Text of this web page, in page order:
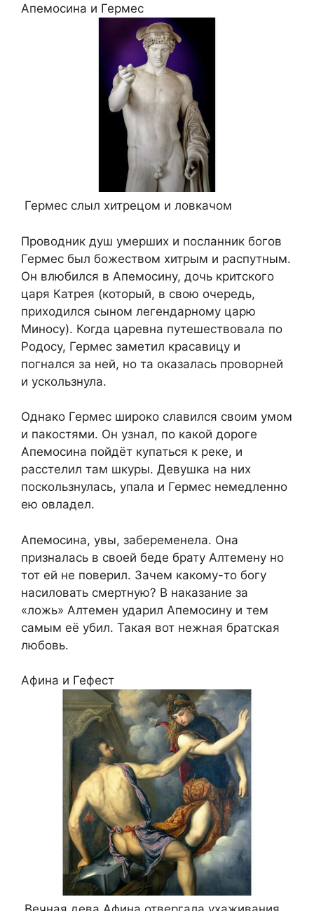
Апемосина и Гермес
Гермес слыл хитрецом и ловкачом
Проводник душ умерших и посланник богов
Гермес был божеством хитрым и распутным.
Он влюбился в Апемосину, дочь критского
царя Катрея (который, в свою очередь,
приходился сыном легендарному царю
Миносу). Когда царевна путешествовала по
Родосу, Гермес заметил красавицу и
погнался за ней, но та оказалась проворней
и ускользнула.
Однако Гермес широко славился своим умом
и пакостями. Он узнал, по какой дороге
Апемосина пойдёт купаться к реке, и
расстелил там шкуры. Девушка на них
поскользнулась, упала и Гермес немедленно
ею овладел.
Апемосина, увы, забеременела. Она
призналась в своей беде брату Алтемену но
тот ей не поверил. Зачем какому-то богу
насиловать смертную? В наказание за
«ложь» Алтемен ударил Апемосину и тем
самым её убил. Такая вот нежная братская
любовь.
Афина и Гефест